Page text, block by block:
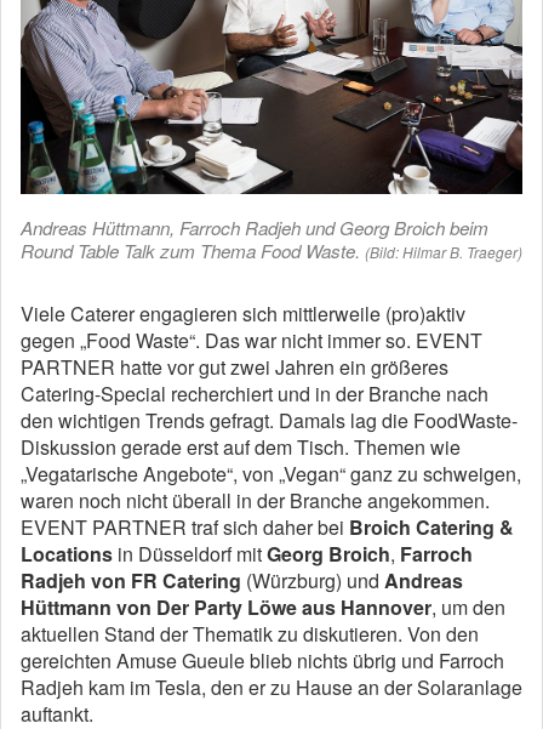
Andreas Hüttmann, Farroch Radjeh und Georg Broich beim
Round Table Talk zum Thema Food Waste. (Bild: Hilmar B. Traeger)
Viele Caterer engagieren sich mittlerweile (pro)aktiv
gegen „Food Waste“. Das war nicht immer so. EVENT
PARTNER hatte vor gut zwei Jahren ein größeres
Catering-Special recherchiert und in der Branche nach
den wichtigen Trends gefragt. Damals lag die FoodWaste-
Diskussion gerade erst auf dem Tisch. Themen wie
„Vegatarische Angebote“, von „Vegan“ ganz zu schweigen,
waren noch nicht überall in der Branche angekommen.
EVENT PARTNER traf sich daher bei Broich Catering &
Locations in Düsseldorf mitGeorg Broich, Farroch
Radjeh von FR Catering (Würzburg) und Andreas
Hüttmann von Der Party Löwe aus Hannover, um den
aktuellen Stand der Thematik zu diskutieren. Von den
gereichten Amuse Gueule blieb nichts übrig und Farroch
Radjeh kam im Tesla, den er zu Hause an der Solaranlage
auftankt.